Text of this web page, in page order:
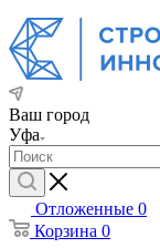
Ваш город
Уфа
Отложенные 0
Корзина 0